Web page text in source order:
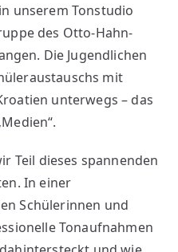
unserem Tonstudio
des Otto-Hahn-
Die Jugendlichen
mit
unterwegs – das
Teil dieses spannenden
In einer
Schülerinnen und
Tonaufnahmen